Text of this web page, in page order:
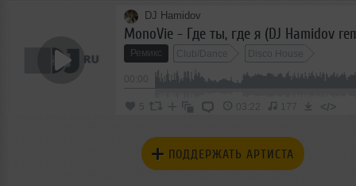
DJ Hamidov
MonoVie - Где ты, где я (DJ Hamidov
Ремикс Club/Dance Disco House
5 03:22 177 </>
ПОДДЕРЖАТЬ АРТИСТА